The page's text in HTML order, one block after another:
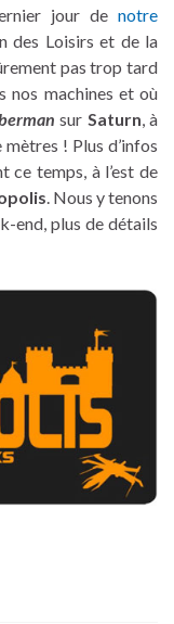
jour de notre
des Loisirs et de la
pas trop tard
nos machines et où
sur Saturn, à
! Plus d’infos
ce temps, à l’est de
. Nous y tenons
end, plus de détails